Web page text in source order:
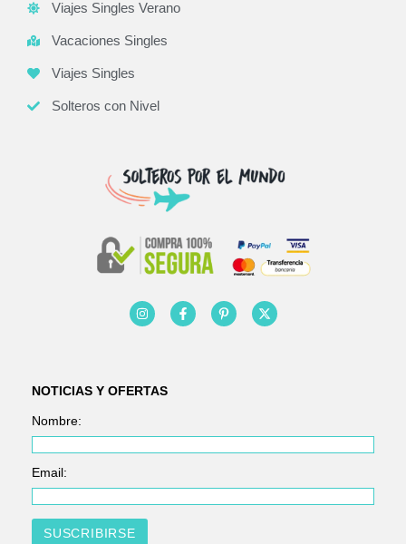
Viajes Singles Verano
Vacaciones Singles
Viajes Singles
Solteros con Nivel
NOTICIAS Y OFERTAS
Nombre:
Email: